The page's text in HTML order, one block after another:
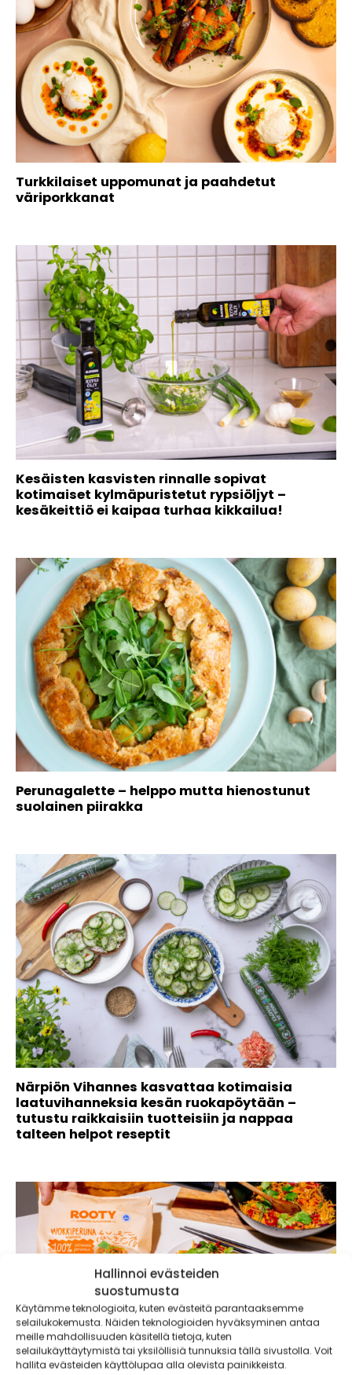
Hallinnoi evästeiden
suostumusta
Käytämme teknologioita, kuten evästeitä parantaaksemme
selailukokemusta. Näiden teknologioiden hyväksyminen antaa
meille mahdollisuuden käsitellä tietoja, kuten
selailukäyttäytymistä tai yksilöllisiä tunnuksia tällä sivustolla. Voit
hallita evästeiden käyttölupaa alla olevista painikkeista.
Turkkilaiset uppomunat ja paahdetut
väriporkkanat
Kesäisten kasvisten rinnalle sopivat
kotimaiset kylmäpuristetut rypsiöljyt –
kesäkeittiö ei kaipaa turhaa kikkailua!
Perunagalette – helppo mutta hienostunut
suolainen piirakka
Närpiön Vihannes kasvattaa kotimaisia
laatuvihanneksia kesän ruokapöytään –
tutustu raikkaisiin tuotteisiin ja nappaa
talteen helpot reseptit